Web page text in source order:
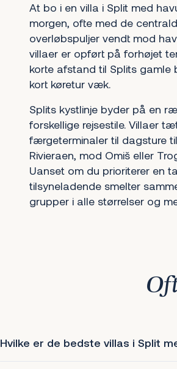
At bo i en villa i Split med
morgen, ofte med de
overløbspuljer vendt mod
villaer er opført på forhøjet
korte afstand til Splits gamle
kort køretur væk.
Splits kystlinje byder på en
forskellige rejsestile. Villaer
færgeterminaler til dagsture
Rivieraen, mod Omiš eller
Uanset om du prioriterer en
tilsyneladende smelter
grupper i alle størrelser og
Hvilke er de bedste villas i Split